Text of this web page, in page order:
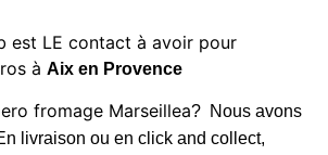
est LE contact à avoir pour
à Aix en Provence
fromage Marseillea? Nous avons
livraison ou en click and collect,